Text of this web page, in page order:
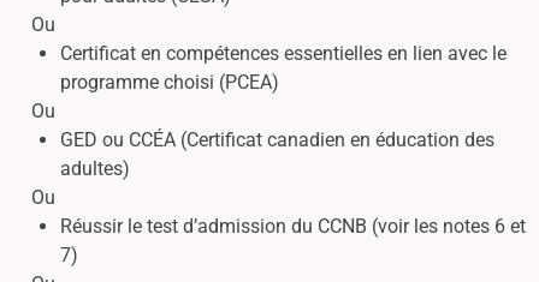
Ou
Certificat en compétences essentielles en lien avec le
programme choisi (PCEA)
Ou
GED ou CCÉA (Certificat canadien en éducation des
adultes)
Ou
Réussir le test d’admission du CCNB (voir les notes 6 et
7)